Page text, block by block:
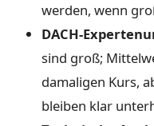
werden, wenn
DACH-
sind groß;
damaligen Kurs,
bleiben klar